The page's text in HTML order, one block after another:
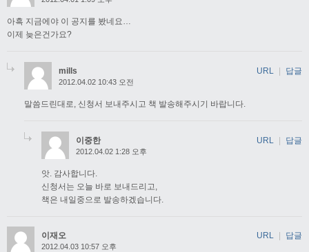
아흑 지금에야 이 공지를 봤네요…
이제 늦은건가요?
mills
2012.04.02 10:43 오전
말씀드린대로, 신청서 보내주시고 책 발송해주시기 바랍니다.
URL | 답글
이중한
2012.04.02 1:28 오후
앗. 감사합니다.
신청서는 오늘 바로 보내드리고,
책은 내일중으로 발송하겠습니다.
URL | 답글
이재오
2012.04.03 10:57 오후
URL 답글